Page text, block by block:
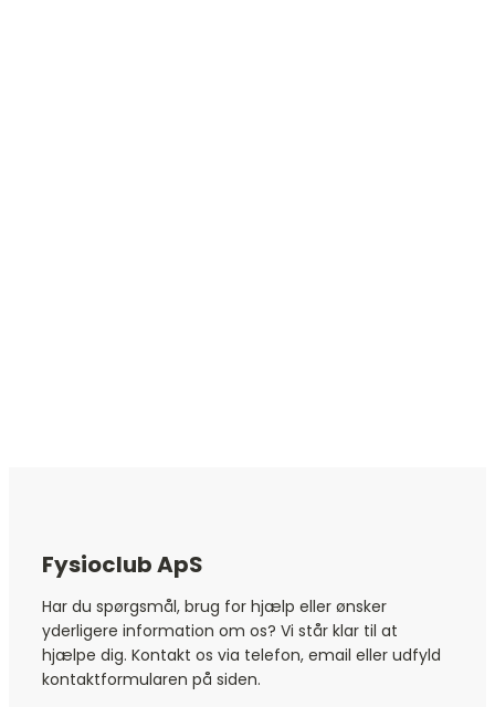
Fysioclub ApS
Har du spørgsmål, brug for hjælp eller ønsker
yderligere information om os? Vi står klar til at
hjælpe dig. Kontakt os via telefon, email eller udfyld
kontaktformularen på siden.